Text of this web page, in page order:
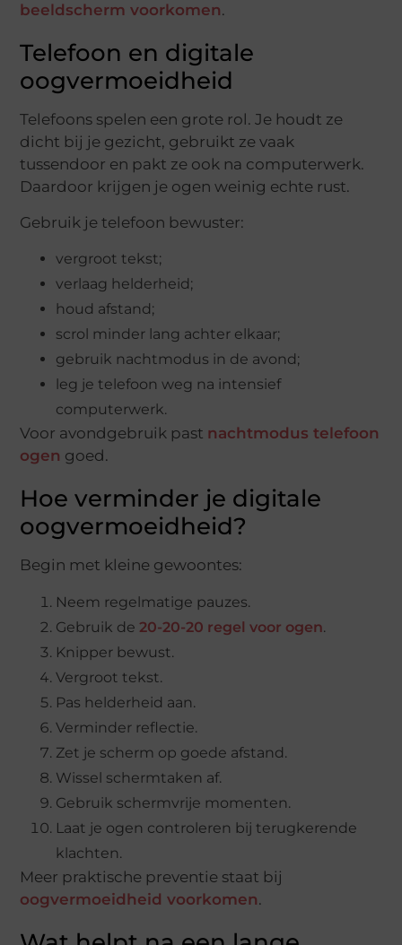
beeldscherm voorkomen.
Telefoon en digitale
oogvermoeidheid
Telefoons spelen een grote rol. Je houdt ze
dicht bij je gezicht, gebruikt ze vaak
tussendoor en pakt ze ook na computerwerk.
Daardoor krijgen je ogen weinig echte rust.
Gebruik je telefoon bewuster:
vergroot tekst;
verlaag helderheid;
houd afstand;
scrol minder lang achter elkaar;
gebruik nachtmodus in de avond;
leg je telefoon weg na intensief
computerwerk.
Voor avondgebruik past nachtmodus telefoon
ogen goed.
Hoe verminder je digitale
oogvermoeidheid?
Begin met kleine gewoontes:
Neem regelmatige pauzes.
Gebruik de20-20-20 regel voor ogen.
Knipper bewust.
Vergroot tekst.
Pas helderheid aan.
Verminder reflectie.
Zet je scherm op goede afstand.
Wissel schermtaken af.
Gebruik schermvrije momenten.
Laat je ogen controleren bij terugkerende
klachten.
Meer praktische preventie staat bij
oogvermoeidheid voorkomen.